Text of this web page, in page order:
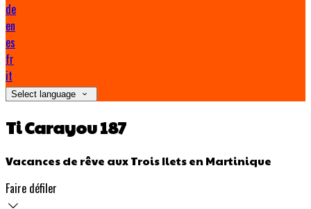
de
en
es
fr
it
Select language
Ti Carayou 187
Vacances de rêve aux Trois Ilets en Martinique
Faire défiler